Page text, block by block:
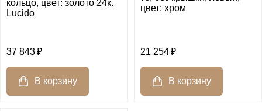
кольцо, цвет: золото 24к.
Lucido
37 843
цвет: хром
21 254